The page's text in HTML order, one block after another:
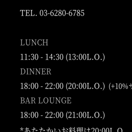
TEL. 03-6280-6785
LUNCH
11:30 - 14:30 (13:00L.O.)
DINNER
18:00 - 22:00 (20:00L.O.) (+10%
BAR LOUNGE
18:00 - 22:00 (21:00L.O.)